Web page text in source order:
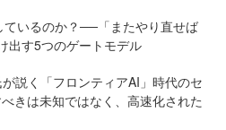
ているのか？──「またやり直せば
出す5つのゲートモデル
説く「フロンティアAI」時代のセ
きは未知ではなく、高速化された